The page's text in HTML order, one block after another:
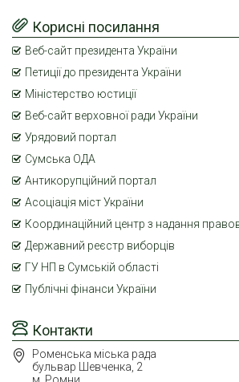
Контакти
Роменська міська рада
бульвар Шевченка, 2
Корисні посилання
Веб-сайт президента України
Петиції до президента України
Міністерство юстиції
Веб-сайт верховної ради України
Урядовий портал
Сумська ОДА
Антикорупційний портал
Асоціація міст України
Координаційний центр з надання
Державний реєстр виборців
ГУ НП в Сумській області
Публічні фінанси України